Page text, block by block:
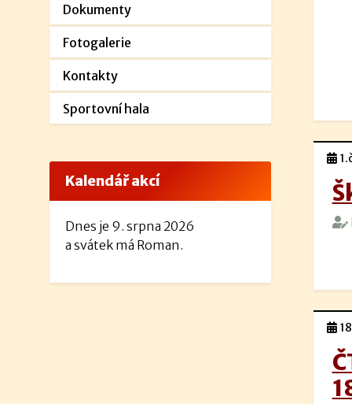
Dokumenty
Fotogalerie
Kontakty
Sportovní hala
Kalendář akcí
Dnes je 9. srpna 2026
a svátek má Roman.